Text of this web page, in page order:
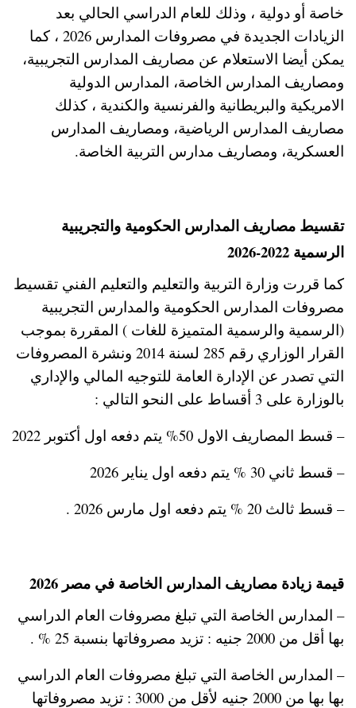
خاصة أو دولية ، وذلك للعام الدراسي الحالي بعد
الزيادات الجديدة في مصروفات المدارس 2026 ، كما
يمكن أيضا الاستعلام عن مصاريف المدارس التجريبية،
ومصاريف المدارس الخاصة، المدارس الدولية
الامريكية والبريطانية والفرنسية والكندية ، كذلك
مصاريف المدارس الرياضية، ومصاريف المدارس
العسكرية، ومصاريف مدارس التربية الخاصة.
تقسيط مصاريف المدارس الحكومية والتجريبية
الرسمية 2022-2026
كما قررت وزارة التربية والتعليم والتعليم الفني تقسيط
مصروفات المدارس الحكومية والمدارس التجريبية
(الرسمية والرسمية المتميزة للغات ) المقررة بموجب
القرار الوزاري رقم 285 لسنة 2014 ونشرة المصروفات
التي تصدر عن الإدارة العامة للتوجيه المالي والإداري
بالوزارة على 3 أقساط على النحو التالي :
– قسط المصاريف الاول 50% يتم دفعه اول أكتوبر 2022
– قسط ثاني 30 % يتم دفعه اول يناير 2026
– قسط ثالث 20 % يتم دفعه اول مارس 2026 .
قيمة زيادة مصاريف المدارس الخاصة في مصر 2026
– المدارس الخاصة التي تبلغ مصروفات العام الدراسي
بها أقل من 2000 جنيه : تزيد مصروفاتها بنسبة 25 % .
– المدارس الخاصة التي تبلغ مصروفات العام الدراسي
بها بها من 2000 جنيه لأقل من 3000 : تزيد مصروفاتها